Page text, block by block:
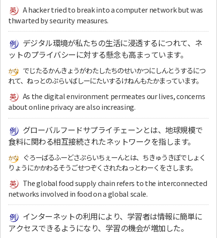
A hacker tried to break into a computer network but was
thwarted by security measures.
デジタル環境が私たちの生活に浸透するにつれて、ネ
ットのプライバシーに対する懸念も高まっています。
でじたるかんきょうがわたしたちのせいかつにしんとうするにつ
れて、ねっとのぷらいばしーにたいするけねんもたかまっています。
As the digital environment permeates our lives, concerns
about online privacy are also increasing.
グローバルフードサプライチェーンとは、地球規模で
食料に関わる相互接続されたネットワークを指します。
ぐろーばるふーどさぷらいちぇーんとは、ちきゅうきぼでしょく
りょうにかかわるそうごせつぞくされたねっとわーくをさします。
The global food supply chain refers to the interconnected
networks involved in food on a global scale.
インターネットの利用により、学習者は情報に簡単に
アクセスできるようになり、学習の機会が増加した。